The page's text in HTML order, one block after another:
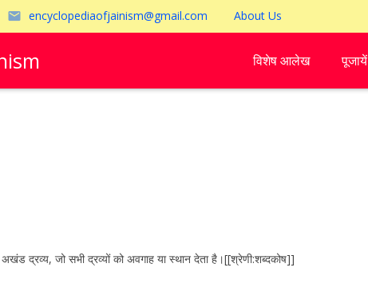
encyclopediaofjainism@gmail.com About Us
विशेष आलेख पूजायें
द्रव्य, जो सभी द्रव्यों को अवगाह या स्थान देता है।[[श्रेणी:शब्दकोष]]